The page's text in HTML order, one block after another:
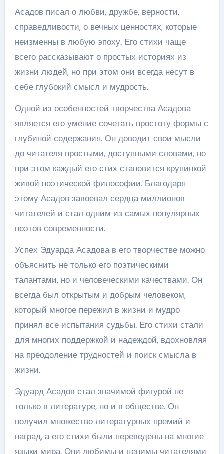
Асадов писал о любви, дружбе, верности,
справедливости, о вечных ценностях, которые
неизменны в любую эпоху. Его стихи чаще
всего рассказывают о простых историях из
жизни людей, но при этом они всегда несут в
себе глубокий смысл и мудрость.
Одной из особенностей творчества Асадова
является его умение сочетать простоту формы с
глубиной содержания. Он доводит свои мысли
до читателя простыми, доступными словами, но
при этом каждый его стих становится крупинкой
живой поэтической философии. Благодаря
этому Асадов завоевал сердца миллионов
читателей и стал одним из самых популярных
поэтов современности.
Успех Эдуарда Асадова в его творчестве можно
объяснить не только его поэтическими
талантами, но и человеческими качествами. Он
всегда был открытым и добрым человеком,
который многое пережил в жизни и мудро
принял все испытания судьбы. Его стихи стали
для многих поддержкой и надеждой, вдохновляя
на преодоление трудностей и поиск смысла в
жизни.
Эдуард Асадов стал значимой фигурой не
только в литературе, но и в обществе. Он
получил множество литературных премий и
наград, а его стихи были переведены на многие
языки мира. Они любимы и ценимы читателями